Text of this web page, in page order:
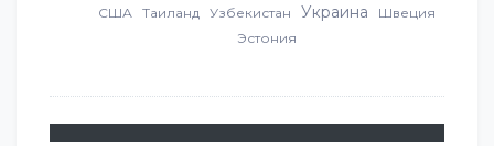
США Таиланд Узбекистан Украина
Швеция
Эстония